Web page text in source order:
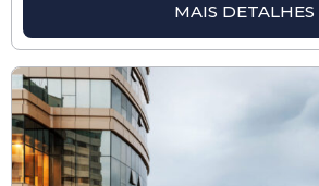
MAIS DETALHES